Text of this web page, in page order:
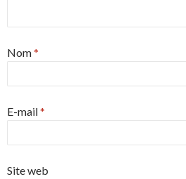
Nom*
E-mail*
Site web